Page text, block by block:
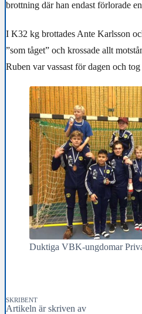
brottning där han endast förlorade
I K32 kg brottades Ante Karlsson
”som tåget” och krossade allt
Ruben var vassast för dagen och
Duktiga VBK-ungdomar
SKRIBENT
Artikeln är skriven av